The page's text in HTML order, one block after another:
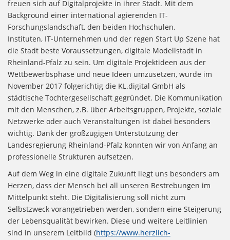
freuen sich auf Digitalprojekte in ihrer Stadt. Mit dem
Background einer international agierenden IT-
Forschungslandschaft, den beiden Hochschulen,
Instituten, IT-Unternehmen und der regen Start Up Szene hat
die Stadt beste Voraussetzungen, digitale Modellstadt in
Rheinland-Pfalz zu sein. Um digitale Projektideen aus der
Wettbewerbsphase und neue Ideen umzusetzen, wurde im
November 2017 folgerichtig die KL.digital GmbH als
städtische Tochtergesellschaft gegründet. Die Kommunikation
mit den Menschen, z.B. über Arbeitsgruppen, Projekte, soziale
Netzwerke oder auch Veranstaltungen ist dabei besonders
wichtig. Dank der großzügigen Unterstützung der
Landesregierung Rheinland-Pfalz konnten wir von Anfang an
professionelle Strukturen aufsetzen.
Auf dem Weg in eine digitale Zukunft liegt uns besonders am
Herzen, dass der Mensch bei all unseren Bestrebungen im
Mittelpunkt steht. Die Digitalisierung soll nicht zum
Selbstzweck vorangetrieben werden, sondern eine Steigerung
der Lebensqualität bewirken. Diese und weitere Leitlinien
sind in unserem Leitbild (https://www.herzlich-